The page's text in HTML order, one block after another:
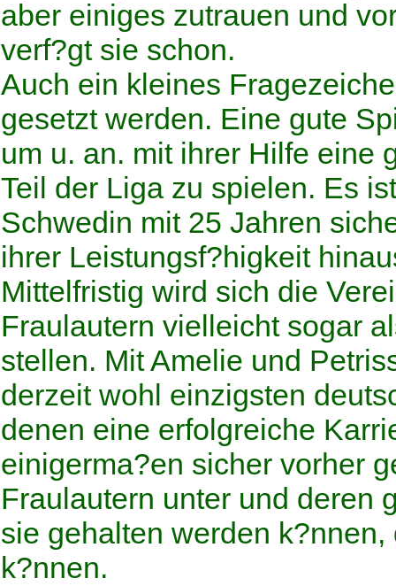
aber einiges zutrauen und
verf?gt sie schon.
Auch ein kleines
gesetzt werden. Eine gute
um u. an. mit ihrer Hilfe eine
Teil der Liga zu spielen. Es
Schwedin mit 25 Jahren
ihrer Leistungsf?higkeit
Mittelfristig wird sich die
Fraulautern vielleicht sogar
stellen. Mit Amelie und
derzeit wohl einzigsten
denen eine erfolgreiche
einigerma?en sicher vorher
Fraulautern unter und deren
sie gehalten werden
k?nnen.